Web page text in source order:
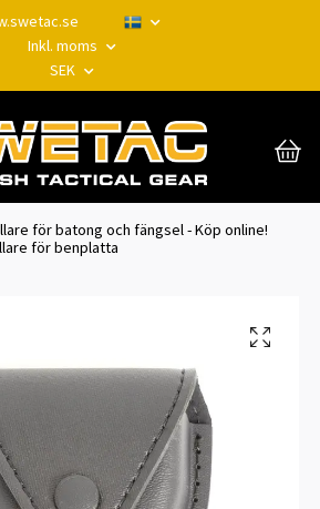
Inkl. moms
SEK
för batong och fängsel - Köp online!
för benplatta